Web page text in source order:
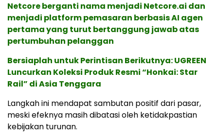
Netcore berganti nama menjadi Netcore.ai dan
menjadi platform pemasaran berbasis AI agen
pertama yang turut bertanggung jawab atas
pertumbuhan pelanggan
Bersiaplah untuk Perintisan Berikutnya: UGREEN
Luncurkan Koleksi Produk Resmi “Honkai: Star
Rail” di Asia Tenggara
Langkah ini mendapat sambutan positif dari pasar,
meski efeknya masih dibatasi oleh ketidakpastian
kebijakan turunan.